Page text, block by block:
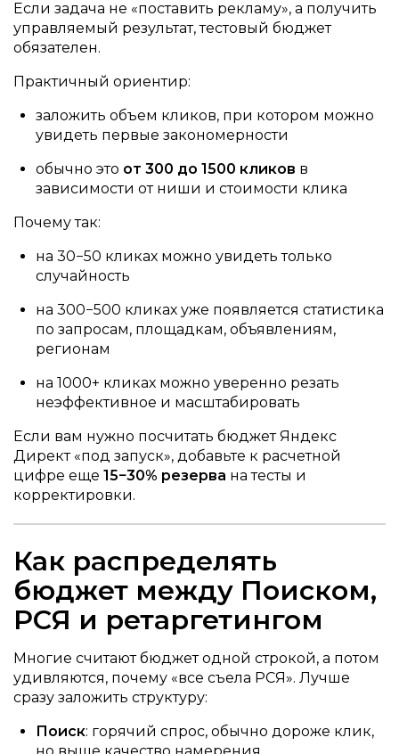
Если задача не «поставить рекламу», а получить
управляемый результат, тестовый бюджет
обязателен.
Практичный ориентир:
заложить объем кликов, при котором можно
увидеть первые закономерности
обычно это от 300 до 1500 кликов в
зависимости от ниши и стоимости клика
Почему так:
на 30−50 кликах можно увидеть только
случайность
на 300−500 кликах уже появляется статистика
по запросам, площадкам, объявлениям,
регионам
на 1000+ кликах можно уверенно резать
неэффективное и масштабировать
Если вам нужно посчитать бюджет Яндекс
Директ «под запуск», добавьте к расчетной
цифре еще 15−30% резерва на тесты и
корректировки.
Как распределять
бюджет между Поиском,
РСЯ и ретаргетингом
Многие считают бюджет одной строкой, а потом
удивляются, почему «все съела РСЯ». Лучше
сразу заложить структуру:
Поиск: горячий спрос, обычно дороже клик,